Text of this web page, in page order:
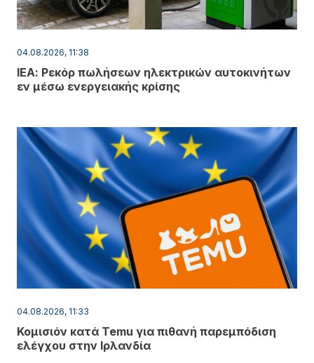
04.08.2026, 11:38
ΙΕΑ: Ρεκόρ πωλήσεων ηλεκτρικών αυτοκινήτων
εν μέσω ενεργειακής κρίσης
04.08.2026, 11:33
Κομισιόν κατά Temu για πιθανή παρεμπόδιση
ελέγχου στην Ιρλανδία